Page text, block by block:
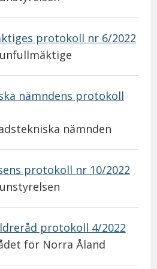
protokoll nr 6/2022
nämndens protokoll
nämnden
protokoll nr 10/2022
protokoll 4/2022
för Norra Åland